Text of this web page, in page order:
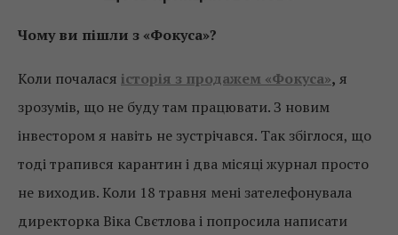
Чому ви пішли з «Фокуса»?
Коли почалася історія з продажем «Фокуса», я
зрозумів, що не буду там працювати. З новим
інвестором я навіть не зустрічався. Так збіглося, що
тоді трапився карантин і два місяці журнал просто
не виходив. Коли 18 травня мені зателефонувала
директорка Віка Свєтлова і попросила написати